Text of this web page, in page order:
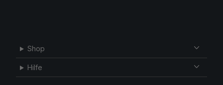
Shop
Hilfe